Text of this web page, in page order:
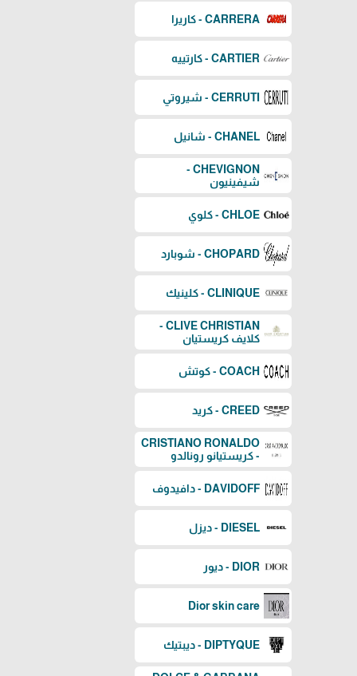
CARRERA - كاريرا
CARTIER - كارتييه
CERRUTI - شيروتي
CHANEL - شانيل
CHEVIGNON -
شيفينيون
CHLOE - كلوي
CHOPARD - شوبارد
CLINIQUE - كلينيك
CLIVE CHRISTIAN -
كلايف كريستيان
COACH - كوتش
CREED - كريد
CRISTIANO RONALDO
- كريستيانو رونالدو
DAVIDOFF - دافيدوف
DIESEL - ديزل
DIOR - ديور
Dior skin care
DIPTYQUE - ديبتيك